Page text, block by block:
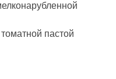
пастой